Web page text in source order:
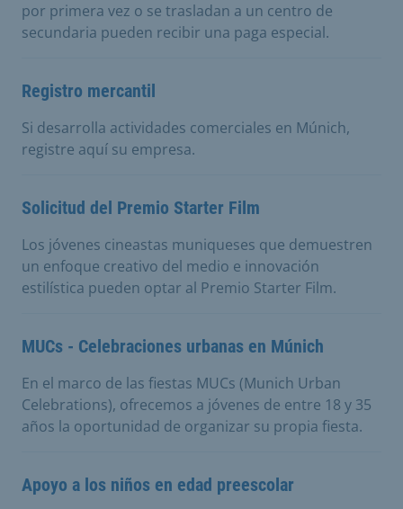
por primera vez o se trasladan a un centro de
secundaria pueden recibir una paga especial.
Registro mercantil
Si desarrolla actividades comerciales en Múnich,
registre aquí su empresa.
Solicitud del Premio Starter Film
Los jóvenes cineastas muniqueses que demuestren
un enfoque creativo del medio e innovación
estilística pueden optar al Premio Starter Film.
MUCs - Celebraciones urbanas en Múnich
En el marco de las fiestas MUCs (Munich Urban
Celebrations), ofrecemos a jóvenes de entre 18 y 35
años la oportunidad de organizar su propia fiesta.
Apoyo a los niños en edad preescolar